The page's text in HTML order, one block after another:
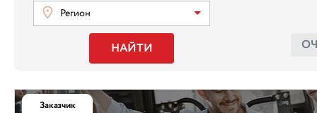
Регион
НАЙТИ
Заказчик